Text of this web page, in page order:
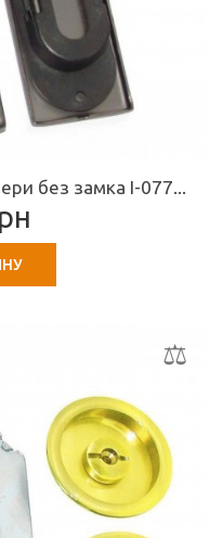
без замка I-077...